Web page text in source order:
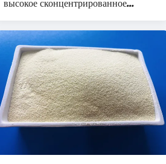
высокое сконцентрированное
100000U/G энзима маннана